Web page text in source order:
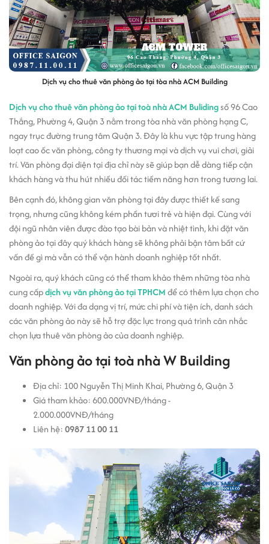
Dịch vụ cho thuê văn phòng ảo tại tòa nhà ACM Building
Dịch vụ cho thuê văn phòng ảo tại toà nhà ACM Bulidingsố 96 Cao
Thắng, Phường 4, Quận 3 nằm trong tòa nhà văn phòng hạng C,
ngay trục đường trung tâm Quận 3. Đây là khu vực tập trung hàng
loạt cao ốc văn phòng, công ty thương mại và dịch vụ vui chơi, giải
trí. Văn phòng đại diện tại địa chỉ này sẽ giúp bạn dễ dàng tiếp cận
khách hàng và thu hút nhiều đối tác tiềm năng hơn trong tương lai.
Bên cạnh đó, không gian văn phòng tại đây được thiết kế sang
trọng, nhưng cũng không kém phần tươi trẻ và hiện đại. Cùng với
đội ngũ nhân viên được đào tạo bài bản và nhiệt tình, khi đặt văn
phòng ảo tại đây quý khách hàng sẽ không phải bận tâm bất cứ
vấn đề gì mà vẫn có thể vận hành doanh nghiệp tốt nhất.
Ngoài ra, quý khách cũng có thể tham khảo thêm những tòa nhà
cung cấpdịch vụ văn phòng ảo tại TPHCMđể có thêm lựa chọn cho
doanh nghiệp. Với đa dạng vị trí, mức chi phí và tiện ích, danh sách
các văn phòng ảo này sẽ hỗ trợ đặc lực trong quá trình cân nhắc
chọn lựa thuê văn phòng ảo của doanh nghiệp.
Văn phòng ảo tại toà nhà W Building
Địa chỉ: 100 Nguyễn Thị Minh Khai, Phường 6, Quận 3
Giá tham khảo: 600.000VNĐ/tháng -
2.000.000VNĐ/tháng
Liên hệ:0987 11 00 11